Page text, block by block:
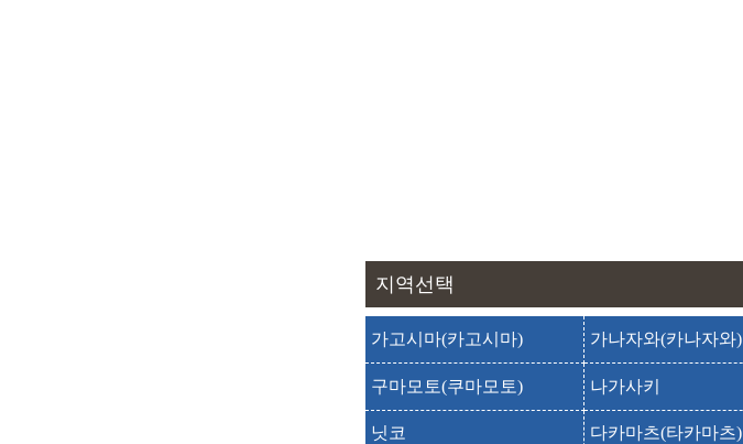
출발 도착
돈키호테 카시바시인터점
출발 도착 돈키호테 텐리점
출발 도착 만요 식물원
지역선택
가고시마(카고시마) 가나자와(카나자와)
구마모토(쿠마모토) 나가사키
닛코 다카마츠(타카마츠)